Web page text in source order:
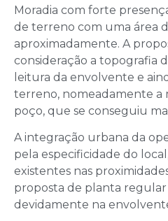
Moradia com forte
de terreno com uma área
aproximadamente. A
consideração a topografia
leitura da envolvente e
terreno, nomeadamente
poço, que se conseguiu
A integração urbana da
pela especificidade do
existentes nas
proposta de planta
devidamente na